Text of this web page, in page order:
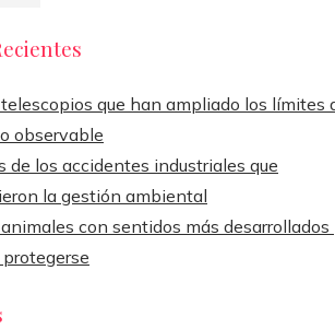
que han ampliado los límites
observable
de los accidentes industriales que
la gestión ambiental
con sentidos más desarrollados